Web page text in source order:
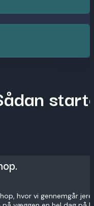
hvor vi gennemgår